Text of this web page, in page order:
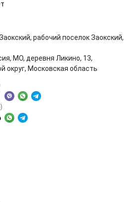
рабочий поселок Заокский,
МО, деревня Ликино, 13,
округ, Московская область